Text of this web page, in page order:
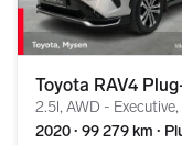
Toyota RAV4
Hybrid
2020 ∙ 99 279 km ∙